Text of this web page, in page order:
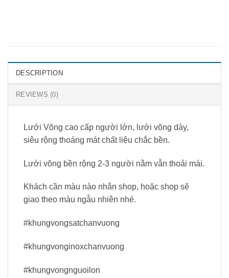
DESCRIPTION
REVIEWS (0)
Lưới Võng cao cấp người lớn, lưới võng dày,
siêu rộng thoáng mát chất liệu chắc bền.
Lưới võng bền rộng 2-3 người nằm vẫn thoải mái.
Khách cần màu nào nhắn shop, hoặc shop sẽ
giao theo màu ngẫu nhiên nhé.
#khungvongsatchanvuong
#khungvonginoxchanvuong
#khungvongnguoilon